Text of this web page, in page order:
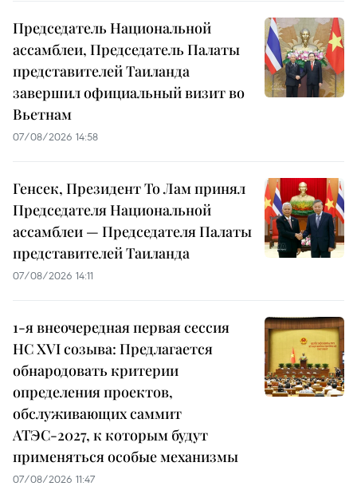
Председатель Национальной
ассамблеи, Председатель Палаты
представителей Таиланда
завершил официальный визит во
Вьетнам
07/08/2026 14:58
Генсек, Президент То Лам принял
Председателя Национальной
ассамблеи — Председателя Палаты
представителей Таиланда
07/08/2026 14:11
1-я внеочередная первая сессия
НС XVI созыва: Предлагается
обнародовать критерии
определения проектов,
обслуживающих саммит
АТЭС-2027, к которым будут
применяться особые механизмы
07/08/2026 11:47